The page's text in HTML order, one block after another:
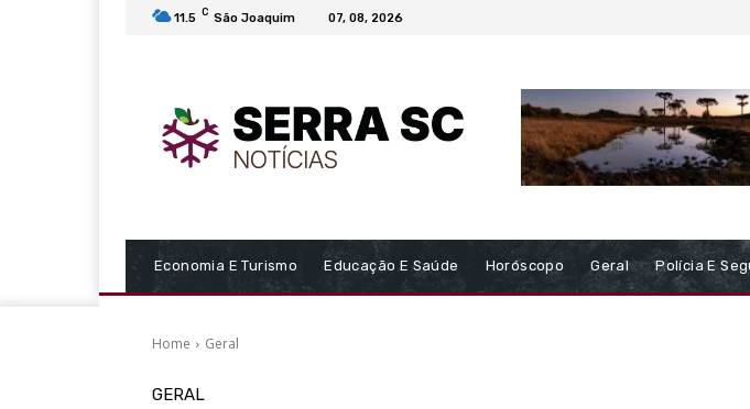
11.5 C São Joaquim 07, 08, 2026
Economia E Turismo Educação E Saúde Horóscopo Geral Polícia E
Home Geral
GERAL